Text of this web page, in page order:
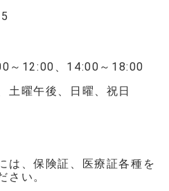
～12:00、14:00～18:00
土曜午後、日曜、祝日
は、保険証、医療証各種を
さい。